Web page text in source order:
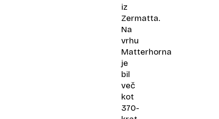
iz
Zermatta.
Na
vrhu
Matterhorna
je
bil
več
kot
370-